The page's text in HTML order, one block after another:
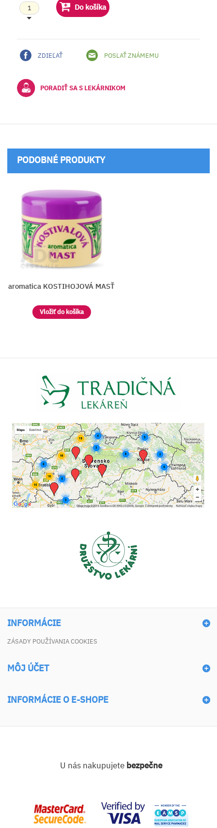
Do košíka
ZDIEĽAŤ POSLAŤ ZNÁMEMU
PORADIŤ SA S LEKÁRNIKOM
PODOBNÉ PRODUKTY
KOSTIHOJOVÁ MASŤ
Vložiť do košíka
INFORMÁCIE
ZÁSADY POUŽÍVANIA COOKIES
MÔJ ÚČET
INFORMÁCIE O E-SHOPE
U nás nakupujete bezpečne